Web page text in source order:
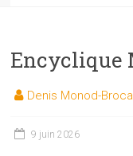
les
et
techniques
Encyclique
Denis Monod-Broca
9 juin 2026